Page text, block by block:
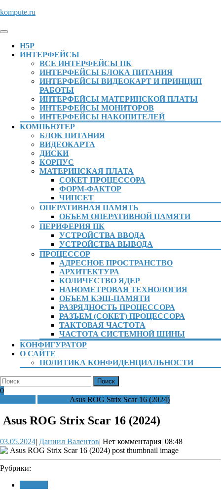
Перейти
содержимому
kompute.ru
Кнопка
Открыть
H5P
ИНТЕРФЕЙСЫ
ВСЕ ИНТЕРФЕЙСЫ ПК
ИНТЕРФЕЙСЫ БЛОКА ПИТАНИЯ
ИНТЕРФЕЙСЫ ВИДЕОКАРТ И ПРИНЦИП
РАБОТЫ
ИНТЕРФЕЙСЫ МАТЕРИНСКОЙ ПЛАТЫ
ИНТЕРФЕЙСЫ МОНИТОРОВ
ИНТЕРФЕЙСЫ НАКОПИТЕЛЕЙ
КОМПЬЮТЕР
БЛОК ПИТАНИЯ
ВИДЕОКАРТА
ДИСКИ
КОРПУС
МАТЕРИНСКАЯ ПЛАТА
СОКЕТ ПРОЦЕССОРА
ФОРМ-ФАКТОР
ЧИПСЕТ
ОПЕРАТИВНАЯ ПАМЯТЬ
ОБЪЕМ ОПЕРАТИВНОЙ ПАМЯТИ
ПЕРИФЕРИЯ ПК
УСТРОЙСТВА ВВОДА
УСТРОЙСТВА ВЫВОДА
ПРОЦЕССОР
АДРЕСНОЕ ПРОСТРАНСТВО
АРХИТЕКТУРА
КОЛИЧЕСТВО ЯДЕР
НАНОМЕТРОВАЯ ТЕХНОЛОГИЯ
ОБЪЕМ КЭШ-ПАМЯТИ
РАЗРЯДНОСТЬ ПРОЦЕССОРА
РАЗЪЕМ (СОКЕТ) ПРОЦЕССОРА
ТАКТОВАЯ ЧАСТОТА
ЧАСТОТА СИСТЕМНОЙ ШИНЫ
КОНФИГУРАТОР
О САЙТЕ
ПОЛИТИКА КОНФИДЕНЦИАЛЬНОСТИ
КНОПКА
ЗАКРЫТЬ
Найти:
Вход
Корзина
0
Asus ROG Strix Scar 16 (2024)
Asus ROG Strix Scar 16 (2024)
03.05.202403.05.2024
| Даниил ВалентовДаниил
Валентов
| Нет комментария| 08:48
Рубрики: